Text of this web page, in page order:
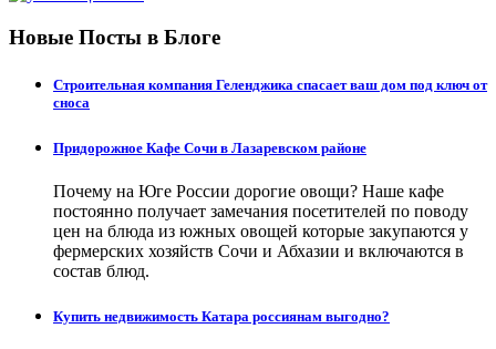
Новые Посты в Блоге
Строительная компания Геленджика спасает ваш дом под ключ от
сноса
Придорожное Кафе Сочи в Лазаревском районе
Почему на Юге России дорогие овощи? Наше кафе
постоянно получает замечания посетителей по поводу
цен на блюда из южных овощей которые закупаются у
фермерских хозяйств Сочи и Абхазии и включаются в
состав блюд.
Купить недвижимость Катара россиянам выгодно?